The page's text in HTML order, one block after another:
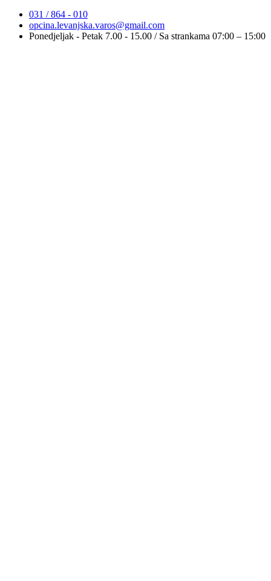
031 / 864 - 010
opcina.levanjska.varos@gmail.com
Ponedjeljak - Petak 7.00 - 15.00 / Sa strankama 07:00 – 15:00